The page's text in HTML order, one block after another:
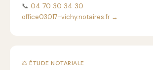
📞 04 70 30 34 30
office03017-vichy.notaires.fr →
⚖️ ÉTUDE NOTARIALE